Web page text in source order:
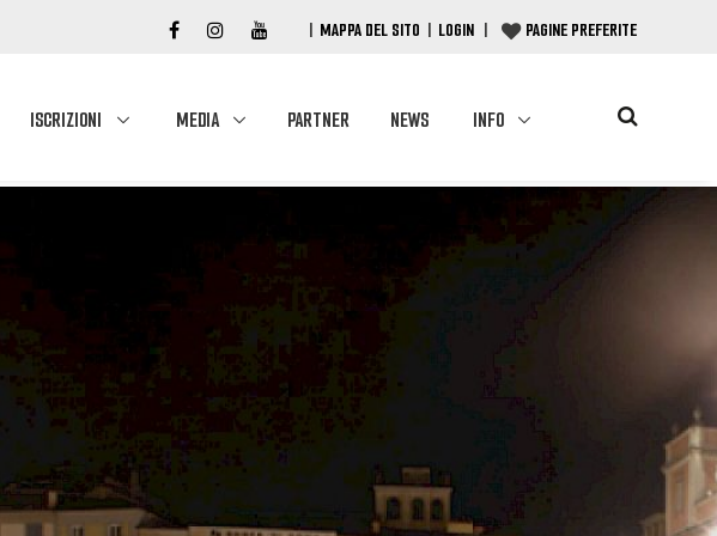
| MAPPA DEL SITO | LOGIN | PAGINE PREFERITE
ISCRIZIONI MEDIA PARTNER NEWS INFO